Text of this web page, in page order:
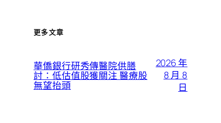
更多文章
華僑銀行研秀傳醫院供膳
討：低估值股獲關注 醫療股
無望抬頭
2026 年
8 月 8
日